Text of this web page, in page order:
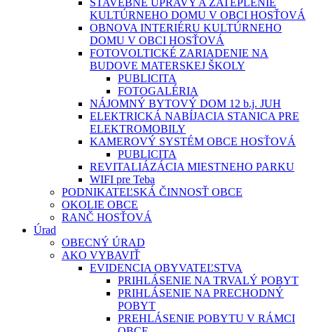
STAVEBNÉ ÚPRAVY A ZATEPLENIE
KULTÚRNEHO DOMU V OBCI HOSŤOVÁ
OBNOVA INTERIÉRU KULTÚRNEHO
DOMU V OBCI HOSŤOVÁ
FOTOVOLTICKÉ ZARIADENIE NA
BUDOVE MATERSKEJ ŠKOLY
PUBLICITA
FOTOGALÉRIA
NÁJOMNÝ BYTOVÝ DOM 12 b.j. JUH
ELEKTRICKÁ NABÍJACIA STANICA PRE
ELEKTROMOBILY
KAMEROVÝ SYSTÉM OBCE HOSŤOVÁ
PUBLICITA
REVITALIÁZÁCIA MIESTNEHO PARKU
WIFI pre Teba
PODNIKATEĽSKÁ ČINNOSŤ OBCE
OKOLIE OBCE
RANČ HOSŤOVÁ
Úrad
OBECNÝ ÚRAD
AKO VYBAVIŤ
EVIDENCIA OBYVATEĽSTVA
PRIHLÁSENIE NA TRVALÝ POBYT
PRIHLÁSENIE NA PRECHODNÝ
POBYT
PREHLÁSENIE POBYTU V RÁMCI